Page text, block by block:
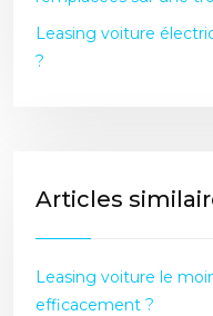
Leasing voiture
?
Articles
Leasing voiture le
efficacement ?